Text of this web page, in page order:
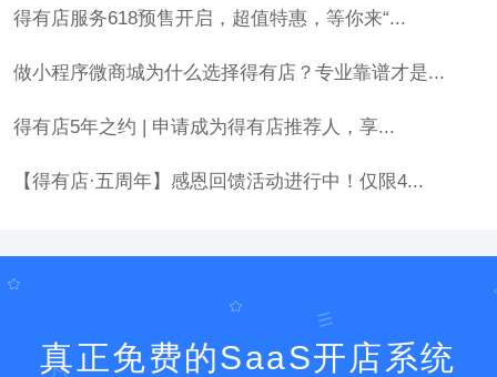
得有店服务618预售开启，超值特惠，等你来“...
做小程序微商城为什么选择得有店？专业靠谱才是...
得有店5年之约 | 申请成为得有店推荐人，享...
【得有店·五周年】感恩回馈活动进行中！仅限4...
真正免费的SaaS开店系统